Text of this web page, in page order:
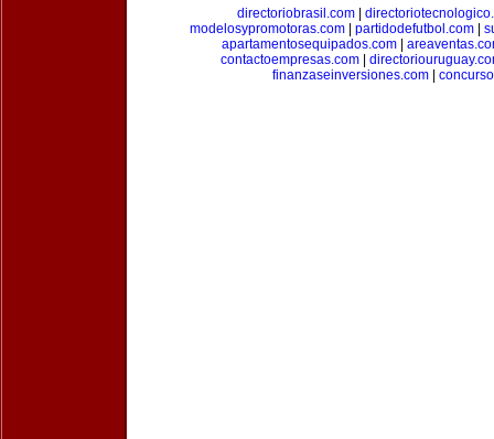
directoriobrasil.com
modelosypromotoras.com| partidodefutbol.com|
apartamentosequipados.com|
contactoempresas.com
finanzaseinversiones.com